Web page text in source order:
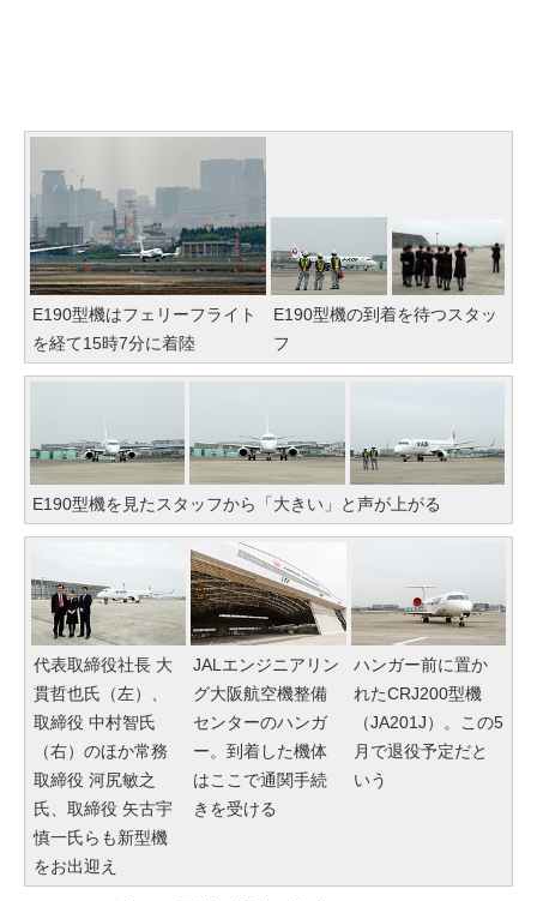
E190型機はフェリーフライト
を経て15時7分に着陸
E190型機の到着を待つスタッ
フ
E190型機を見たスタッフから「大きい」と声が上がる
代表取締役社長 大
貫哲也氏（左）、
取締役 中村智氏
（右）のほか常務
取締役 河尻敏之
氏、取締役 矢古宇
慎一氏らも新型機
をお出迎え
JALエンジニアリン
グ大阪航空機整備
センターのハンガ
ー。到着した機体
はここで通関手続
きを受ける
ハンガー前に置か
れたCRJ200型機
（JA201J）。この5
月で退役予定だと
いう